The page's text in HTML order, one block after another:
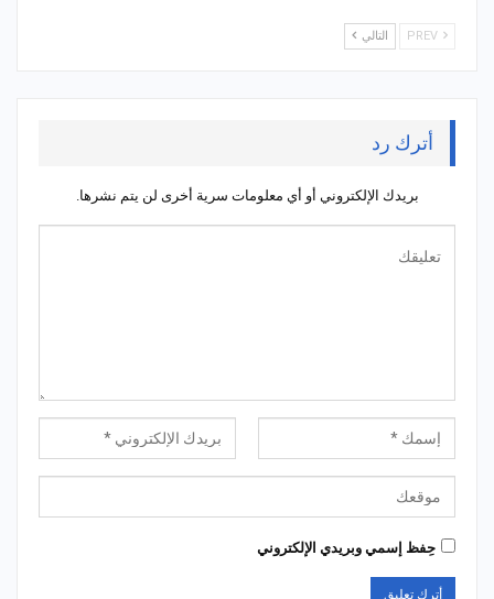
التالي
أترك رد
بريدك الإلكتروني أو أي معلومات سرية أخرى لن يتم نشرها.
حِفظ إسمي وبريدي الإلكتروني